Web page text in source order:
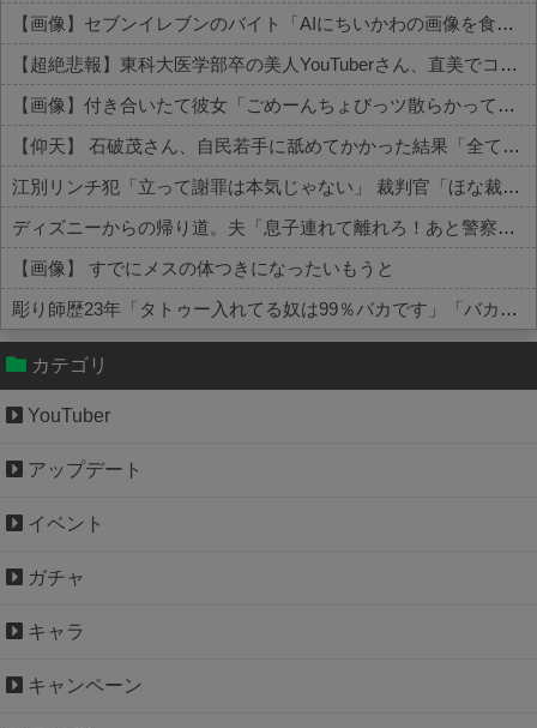
【画像】セブンイレブンのバイト「AIにちいかわの画像を食わせてっと………できた！」→とんでもないものが出来上がってしまうw w w w w
【超絶悲報】東科大医学部卒の美人YouTuberさん、直美でコメント欄が炎上してしまう…
【画像】付き合いたて彼女「ごめーんちょびっツ散らかってるけど上がって～！」←お前らだったらコレ別れるか？？？？？
【仰天】 石破茂さん、自民若手に舐めてかかった結果「全てを失うｗｗｗｗｗ」
江別リンチ犯「立って謝罪は本気じゃない」 裁判官「ほな裁判で土下座してないキミは本気じゃないな」
ディズニーからの帰り道。夫「息子連れて離れろ！あと警察に通報！」私「助けて！」駅員「どうしました！？」→トンデモナイことに…
【画像】 すでにメスの体つきになったいもうと
彫り師歴23年「タトゥー入れてる奴は99％バカです」「バカは5000円が好き」無断キャンセル、挨拶できない、金がない…客層をぶっちゃけ
Powered by livedoor 相互RSS
カテゴリ
YouTuber
アップデート
イベント
ガチャ
キャラ
キャンペーン